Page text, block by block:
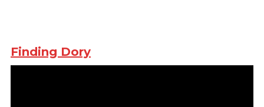
Finding Dory